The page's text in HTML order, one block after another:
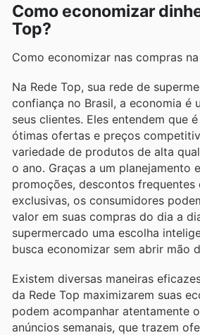
Como economizar
Top?
Como economizar nas compras
Na Rede Top, sua rede de
confiança no Brasil, a economia é
seus clientes. Eles entendem que
ótimas ofertas e preços
variedade de produtos de alta
o ano. Graças a um planejamento
promoções, descontos frequentes
exclusivas, os consumidores
valor em suas compras do dia a
supermercado uma escolha
busca economizar sem abrir mão
Existem diversas maneiras
da Rede Top maximizarem suas
podem acompanhar atentamente
anúncios semanais, que trazem